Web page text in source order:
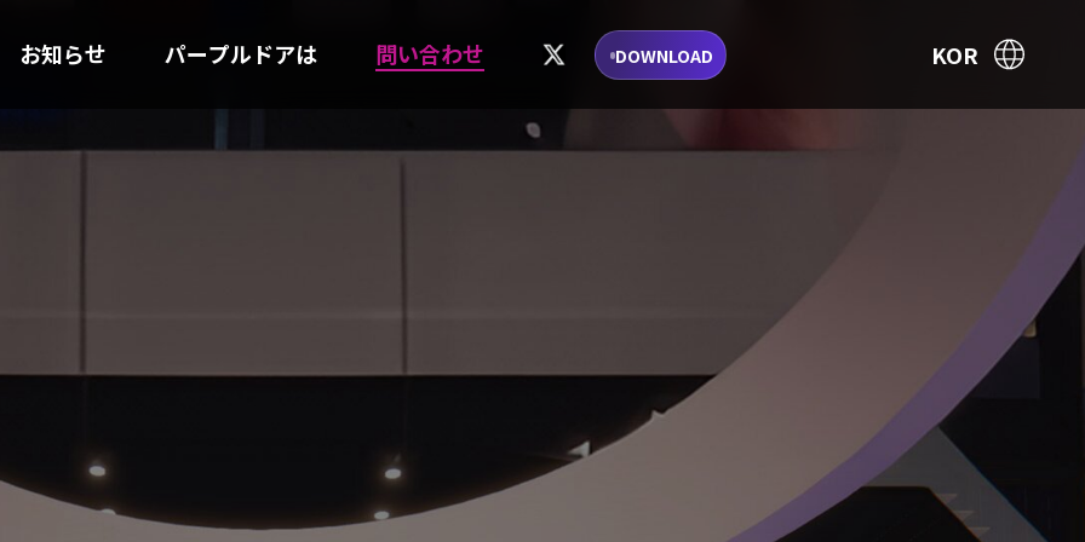
お知らせ パープルドアは 問い合わせ DOWNLOAD KOR